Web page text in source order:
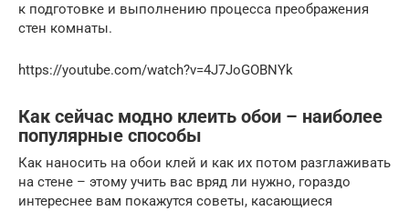
к подготовке и выполнению процесса преображения
стен комнаты.
https://youtube.com/watch?v=4J7JoGOBNYk
Как сейчас модно клеить обои – наиболее
популярные способы
Как наносить на обои клей и как их потом разглаживать
на стене – этому учить вас вряд ли нужно, гораздо
интереснее вам покажутся советы, касающиеся